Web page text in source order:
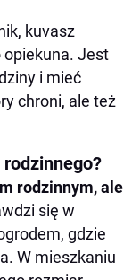
kuvasz
opiekuna. Jest
i mieć
chroni, ale też
rodzinnym, ale
się w
gdzie
W mieszkaniu